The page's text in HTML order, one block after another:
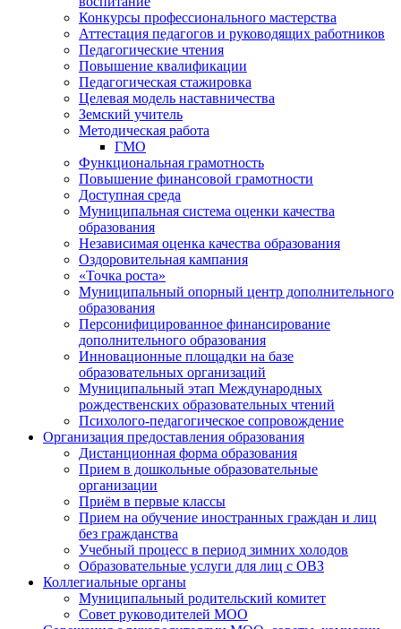
Конкурсы профессионального мастерства
Аттестация педагогов и руководящих работников
Педагогические чтения
Повышение квалификации
Педагогическая стажировка
Целевая модель наставничества
Земский учитель
Методическая работа
ГМО
Функциональная грамотность
Повышение финансовой грамотности
Доступная среда
Муниципальная система оценки качества
образования
Независимая оценка качества образования
Оздоровительная кампания
«Точка роста»
Муниципальный опорный центр дополнительного
образования
Персонифицированное финансирование
дополнительного образования
Инновационные площадки на базе
образовательных организаций
Муниципальный этап Международных
рождественских образовательных чтений
Психолого-педагогическое сопровождение
Организация предоставления образования
Дистанционная форма образования
Прием в дошкольные образовательные
организации
Приём в первые классы
Прием на обучение иностранных граждан и лиц
без гражданства
Учебный процесс в период зимних холодов
Образовательные услуги для лиц с ОВЗ
Коллегиальные органы
Муниципальный родительский комитет
Совет руководителей МОО